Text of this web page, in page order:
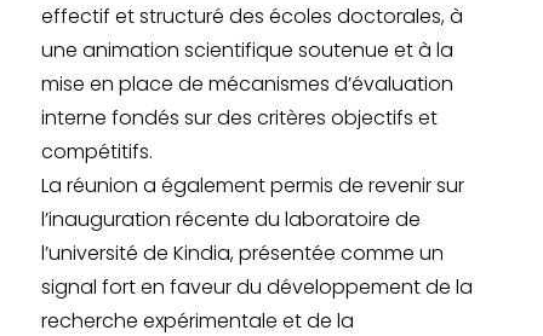
effectif et structuré des écoles doctorales, à
une animation scientifique soutenue et à la
mise en place de mécanismes d’évaluation
interne fondés sur des critères objectifs et
compétitifs.
La réunion a également permis de revenir sur
l’inauguration récente du laboratoire de
l’université de Kindia, présentée comme un
signal fort en faveur du développement de la
recherche expérimentale et de la